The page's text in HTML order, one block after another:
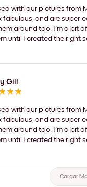
with our pictures from
fabulous, and are super
around too. I'm a bit
until I created the right
Gill
with our pictures from
fabulous, and are super
around too. I'm a bit
until I created the right
Cargar